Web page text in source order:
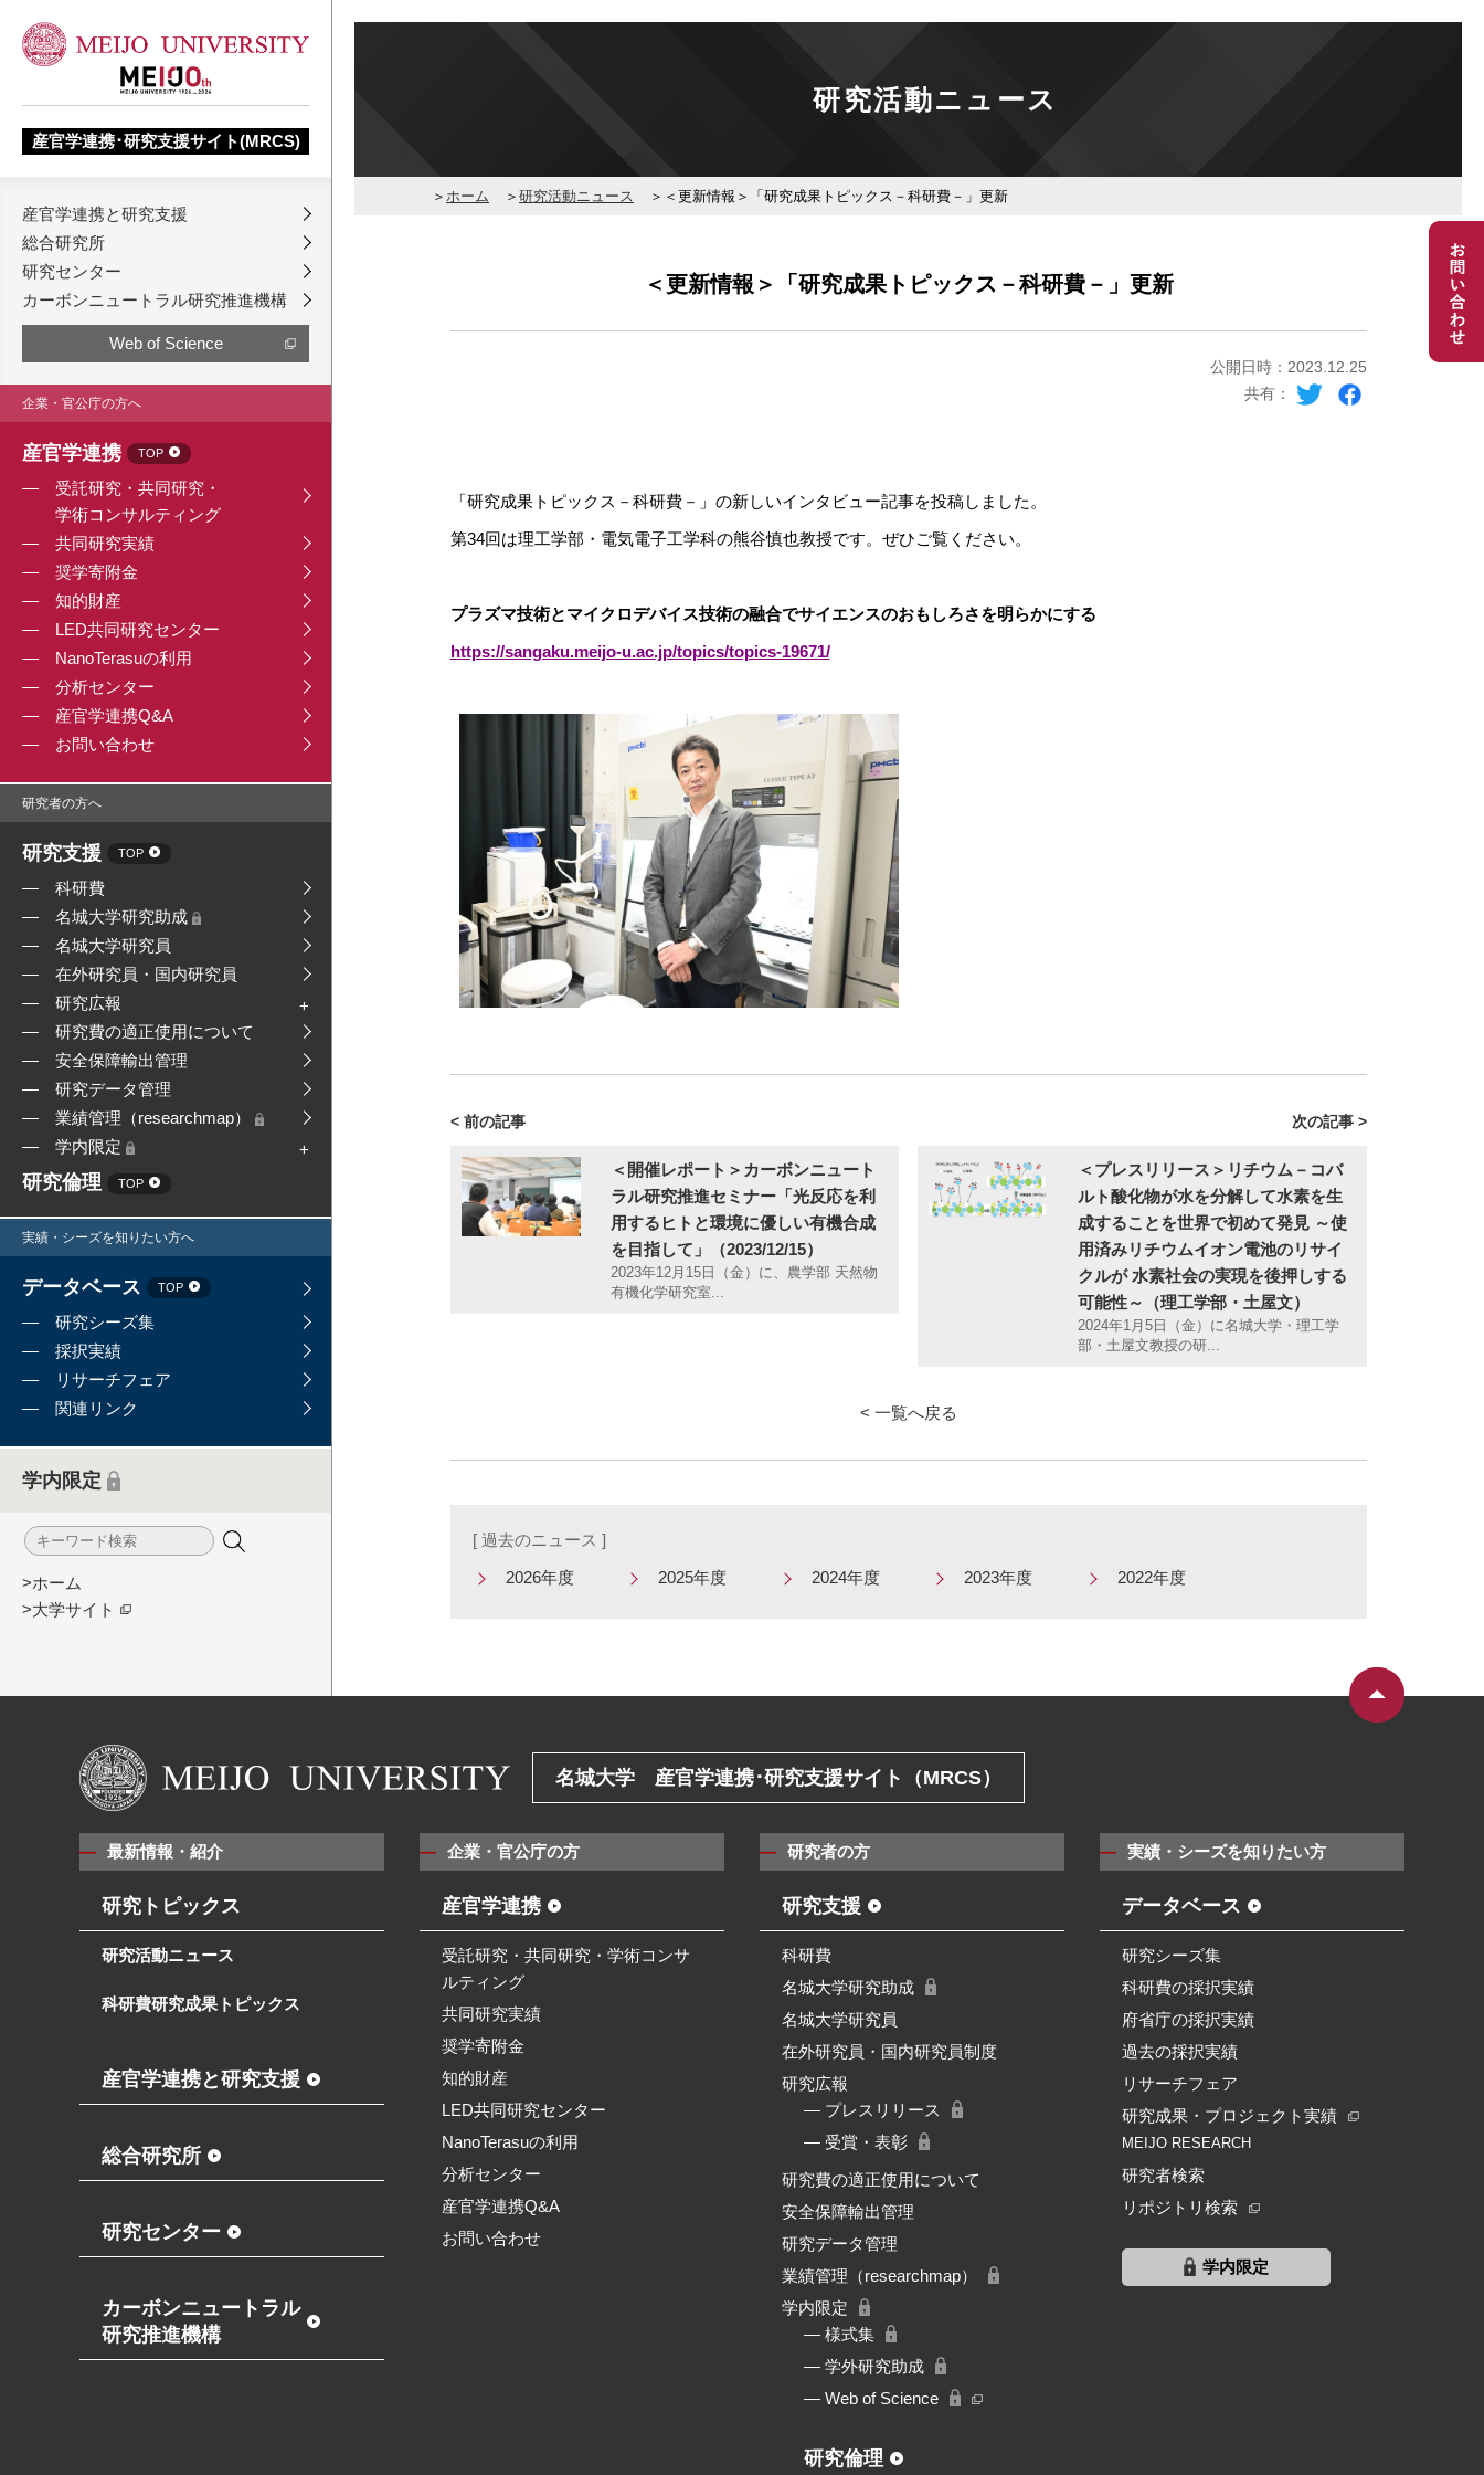
産官学連携･研究支援サイト(MRCS)
産官学連携と研究支援
総合研究所
研究センター
カーボンニュートラル研究推進機構
Web of Science
企業・官公庁の方へ
産官学連携 TOP
受託研究・共同研究・
学術コンサルティング
共同研究実績
奨学寄附金
知的財産
LED共同研究センター
NanoTerasuの利用
分析センター
産官学連携Q&A
お問い合わせ
研究者の方へ
研究支援 TOP
科研費
名城大学研究助成
名城大学研究員
在外研究員・国内研究員
研究広報
研究費の適正使用について
安全保障輸出管理
研究データ管理
業績管理（researchmap）
学内限定
研究倫理 TOP
実績・シーズを知りたい方へ
データベース TOP
研究シーズ集
採択実績
リサーチフェア
関連リンク
学内限定
>ホーム
>大学サイト
研究活動ニュース
ホーム 研究活動ニュース ＜更新情報＞「研究成果トピックス－科研費－」更新
＜更新情報＞「研究成果トピックス－科研費－」更新
公開日時：2023.12.25
共有：
「研究成果トピックス－科研費－」の新しいインタビュー記事を投稿しました。
第34回は理工学部・電気電子工学科の熊谷慎也教授です。ぜひご覧ください。
プラズマ技術とマイクロデバイス技術の融合でサイエンスのおもしろさを明らかにする
https://sangaku.meijo-u.ac.jp/topics/topics-19671/
< 前の記事
＜開催レポート＞カーボンニュート
ラル研究推進セミナー「光反応を利
用するヒトと環境に優しい有機合成
を目指して」（2023/12/15）
2023年12月15日（金）に、農学部 天然物
有機化学研究室...
次の記事 >
＜プレスリリース＞リチウム－コバ
ルト酸化物が水を分解して水素を生
成することを世界で初めて発見 ～使
用済みリチウムイオン電池のリサイ
クルが 水素社会の実現を後押しする
可能性～（理工学部・土屋文）
2024年1月5日（金）に名城大学・理工学
部・土屋文教授の研...
< 一覧へ戻る
[ 過去のニュース ]
2026年度
2025年度 2024年度 2023年度 2022年度
名城大学 産官学連携･研究支援サイト（MRCS）
最新情報・紹介
研究トピックス
研究活動ニュース
科研費研究成果トピックス
産官学連携と研究支援
総合研究所
研究センター
カーボンニュートラル
研究推進機構
企業・官公庁の方
産官学連携
受託研究・共同研究・学術コンサ
ルティング
共同研究実績
奨学寄附金
知的財産
LED共同研究センター
NanoTerasuの利用
分析センター
産官学連携Q&A
お問い合わせ
研究者の方
研究支援
科研費
名城大学研究助成
名城大学研究員
在外研究員・国内研究員制度
研究広報
― プレスリリース
― 受賞・表彰
研究費の適正使用について
安全保障輸出管理
研究データ管理
業績管理（researchmap）
学内限定
― 様式集
― 学外研究助成
― Web of Science
研究倫理
実績・シーズを知りたい方
データベース
研究シーズ集
科研費の採択実績
府省庁の採択実績
過去の採択実績
リサーチフェア
研究成果・プロジェクト実績
MEIJO RESEARCH
研究者検索
リポジトリ検索
学内限定